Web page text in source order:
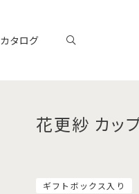
カタログ
花更紗 カッ
ギフトボックス入り